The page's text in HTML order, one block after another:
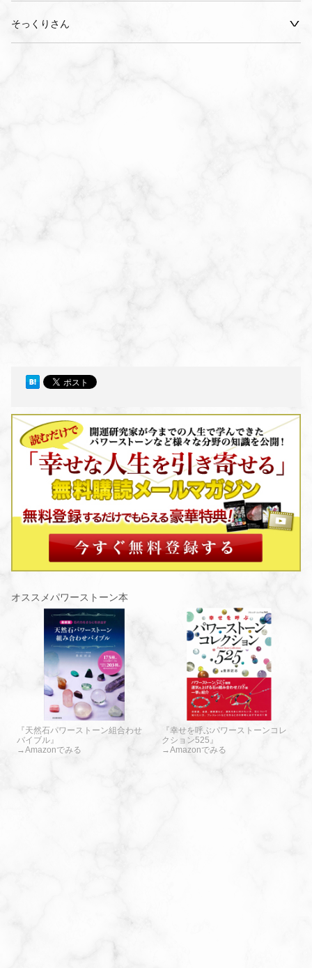
そっくりさん
オススメパワーストーン本
『天然石パワーストーン組合わせ
バイブル』
→Amazonでみる
『幸せを呼ぶパワーストーンコレ
クション525』
→Amazonでみる